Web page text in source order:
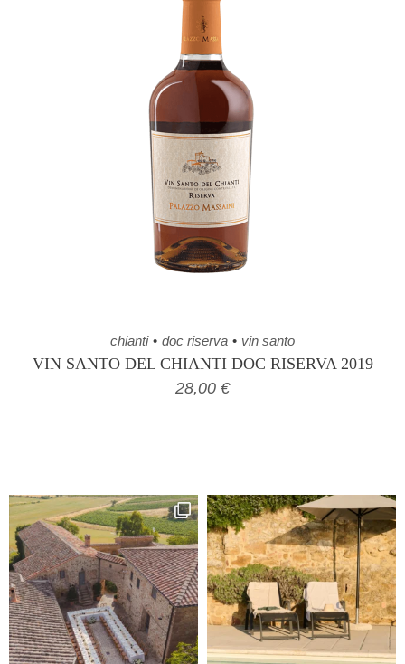
chianti doc riserva vin santo
VIN SANTO DEL CHIANTI DOC RISERVA 2019
28,00 €